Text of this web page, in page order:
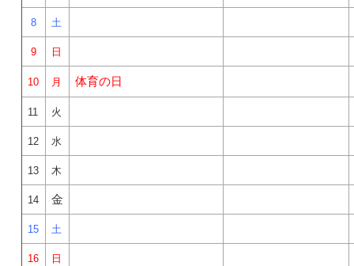
8 土
9 日
10 月 体育の日
11 火
12 水
13 木
14 金
15 土
16 日